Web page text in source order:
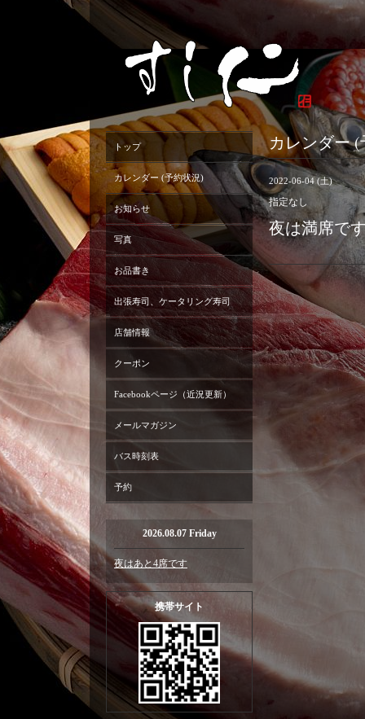
カレンダー
2022-06-04 (土)
指定なし
夜は満席で
トップ
カレンダー (予約状況)
お知らせ
写真
お品書き
出張寿司、ケータリング寿司
店舗情報
クーポン
Facebookページ（近況更新）
メールマガジン
バス時刻表
予約
2026.08.07 Friday
夜はあと4席です
携帯サイト